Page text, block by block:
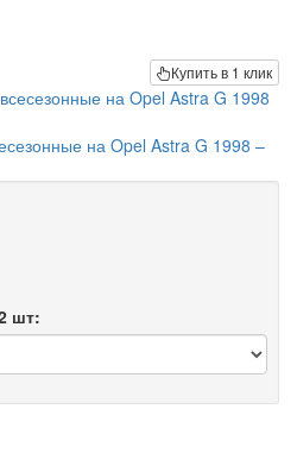
Купить в 1 клик
на Opel Astra G 1998 –
шт: